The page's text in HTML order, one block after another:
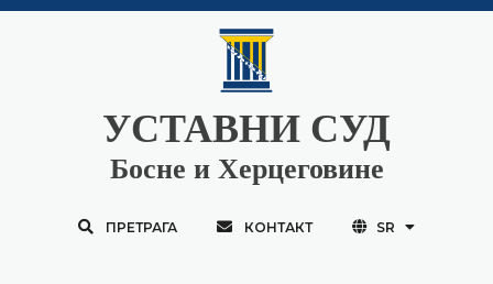
УСТАВНИ СУД
Босне и Херцеговине
ПРЕТРАГА КОНТАКТ SR